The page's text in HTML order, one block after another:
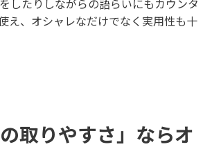
したりしながらの語らいにもカウンタ
え、オシャレなだけでなく実用性も十
取りやすさ」ならオ